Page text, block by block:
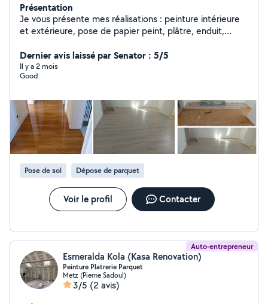
Présentation
Je vous présente mes réalisations : peinture intérieure
et extérieure, pose de papier peint, plâtre, enduit,
Dernier avis laissé par Senator : 5/5
Il y a 2 mois
Good
Pose de sol Dépose de parquet
Voir le profil Contacter
Auto-entrepreneur
Esmeralda Kola (Kasa Renovation)
Peinture Platrerie Parquet
Metz (Pierne Sadoul)
3/5 (2 avis)